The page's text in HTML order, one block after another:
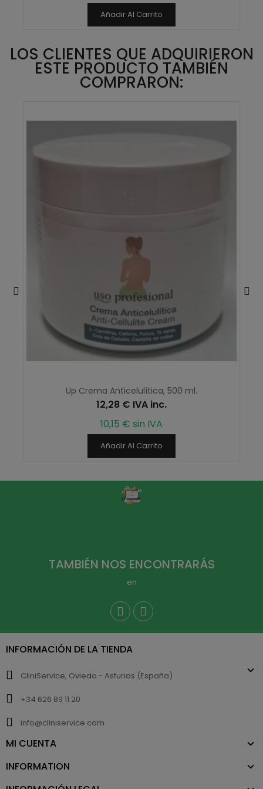
Añadir Al Carrito
LOS CLIENTES QUE ADQUIRIERON
ESTE PRODUCTO TAMBIÉN
COMPRARON:
Up Crema Anticelulítica, 500 ml.
12,28 € IVA inc.
10,15 € sin IVA
Añadir Al Carrito
TAMBIÉN NOS ENCONTRARÁS
en
INFORMACIÓN DE LA TIENDA
CliniService, Oviedo - Asturias (España)
+34 626 89 11 20
info@cliniservice.com
MI CUENTA
INFORMATION